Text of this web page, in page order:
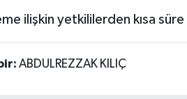
ilişkin yetkililerden kısa
ABDULREZZAK KILIÇ